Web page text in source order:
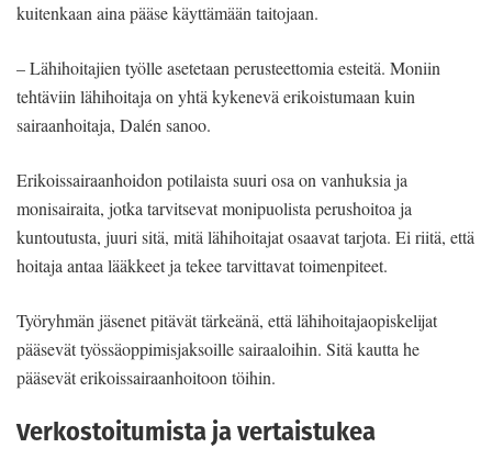
kuitenkaan aina pääse käyttämään taitojaan.
– Lähihoitajien työlle asetetaan perusteettomia esteitä. Moniin
tehtäviin lähihoitaja on yhtä kykenevä erikoistumaan kuin
sairaanhoitaja, Dalén sanoo.
Erikoissairaanhoidon potilaista suuri osa on vanhuksia ja
monisairaita, jotka tarvitsevat monipuolista perushoitoa ja
kuntoutusta, juuri sitä, mitä lähihoitajat osaavat tarjota. Ei riitä, että
hoitaja antaa lääkkeet ja tekee tarvittavat toimenpiteet.
Työryhmän jäsenet pitävät tärkeänä, että lähihoitajaopiskelijat
pääsevät työssäoppimisjaksoille sairaaloihin. Sitä kautta he
pääsevät erikoissairaanhoitoon töihin.
Verkostoitumista ja vertaistukea